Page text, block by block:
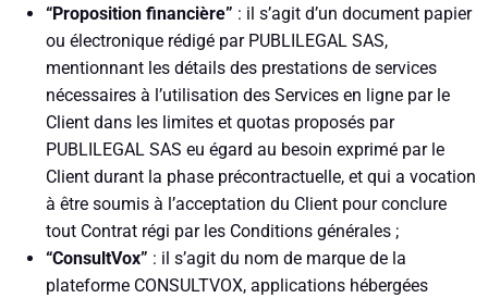
“Proposition financière” : il s’agit d’un document papier
ou électronique rédigé par PUBLILEGAL SAS,
mentionnant les détails des prestations de services
nécessaires à l’utilisation des Services en ligne par le
Client dans les limites et quotas proposés par
PUBLILEGAL SAS eu égard au besoin exprimé par le
Client durant la phase précontractuelle, et qui a vocation
à être soumis à l’acceptation du Client pour conclure
tout Contrat régi par les Conditions générales ;
“ConsultVox” : il s’agit du nom de marque de la
plateforme CONSULTVOX, applications hébergées